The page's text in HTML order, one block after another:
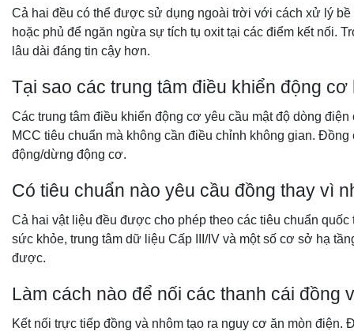
Cả hai đều có thể được sử dụng ngoài trời với cách xử lý
hoặc phủ để ngăn ngừa sự tích tụ oxit tại các điểm kết nối.
lâu dài đáng tin cậy hơn.
Tại sao các trung tâm điều khiển động
Các trung tâm điều khiển động cơ yêu cầu mật độ dòng
MCC tiêu chuẩn mà không cần điều chỉnh không gian.
động/dừng động cơ.
Có tiêu chuẩn nào yêu cầu đồng thay vì
Cả hai vật liệu đều được cho phép theo các tiêu chuẩn
sức khỏe, trung tâm dữ liệu Cấp III/IV và một số cơ sở hạ
được.
Làm cách nào để nối các thanh cái đồng
Kết nối trực tiếp đồng và nhôm tạo ra nguy cơ ăn mòn